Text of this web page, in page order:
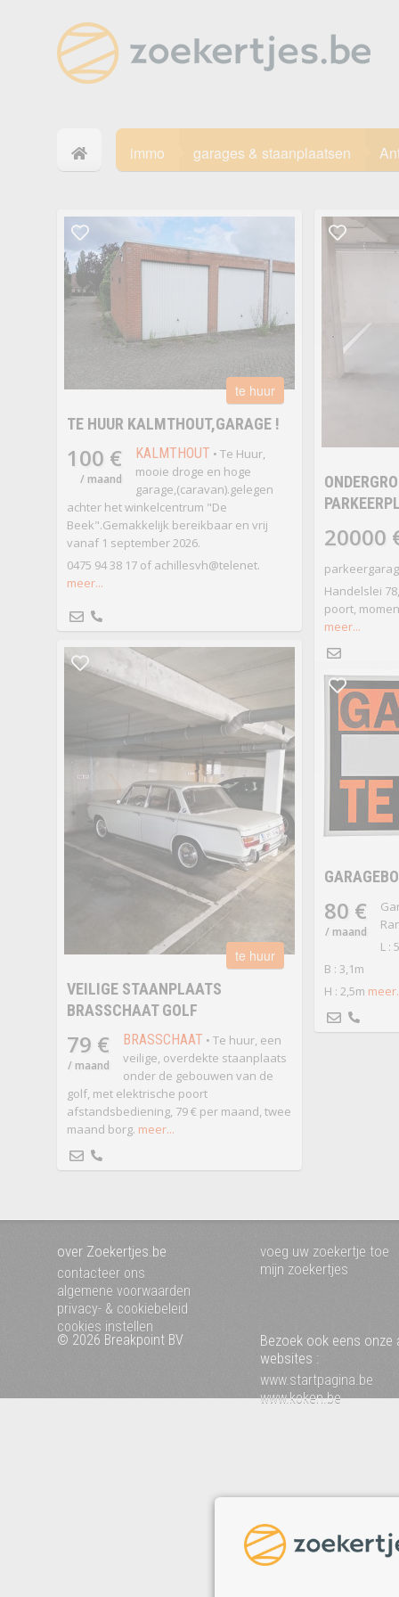
immo garages & staanplaatsen
te huur
TE HUUR KALMTHOUT,GARAGE !
100 €
/ maand
KALMTHOUT • Te Huur,
mooie droge en hoge
garage,(caravan).gelegen
achter het winkelcentrum "De
Beek".Gemakkelijk bereikbaar en vrij
vanaf 1 september 2026.
0475 94 38 17 of achillesvh@telenet.
meer...
20000
Handelslei
poort,
meer...
te huur
VEILIGE STAANPLAATS
BRASSCHAAT GOLF
79 €
/ maand
BRASSCHAAT • Te huur, een
veilige, overdekte staanplaats
onder de gebouwen van de
golf, met elektrische poort
afstandsbediening, 79 € per maand, twee
maand borg. meer...
80 €
/ maand
L :
B : 3,1m
H : 2,5m
over Zoekertjes.be
contacteer ons
algemene voorwaarden
privacy- & cookiebeleid
cookies instellen
voeg uw zoekertje toe
mijn zoekertjes
© 2026 Breakpoint BV
Bezoek ook eens onze
websites :
www.startpagina.be
www.koken.be